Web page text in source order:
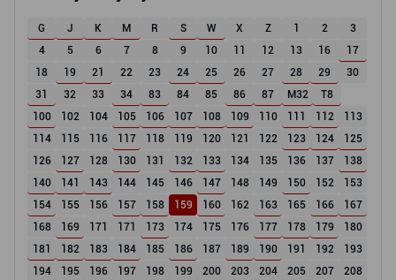
G J K M R S W X Z 1 2
3
4
5 6 7 8 9 10 11 12 13 16
17
18
19 21 22 23 24 25 26 27 28 29
30
31
32 33 34 83 84 85 86 87 M32
T8
100
102 104 105 106 107 108 109 110 111 112
113
114
115 116 117 118 119 120 121 122 123 124
125
126
127 128 130 131 132 133 134 135 136 137
138
140
141 143 144 145 146 147 148 149 150 152
153
154
155 156 157 158 159 160 162 163 165 166
167
168
169 171 171 173 174 175 176 177 178 179
180
181
182 183 184 185 186 187 189 190 191 192
193
194
195 196 197 198 199 200 203 204 205 207
208